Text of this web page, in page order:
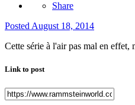
Share
Posted August 18, 2014
Cette série à l'air pas mal en effet,
Link to post